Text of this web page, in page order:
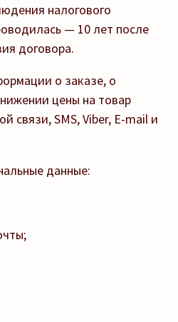
налогового
— 10 лет после
договора.
о заказе, о
цены на товар
связи, SMS, Viber, E-mail и
данные: